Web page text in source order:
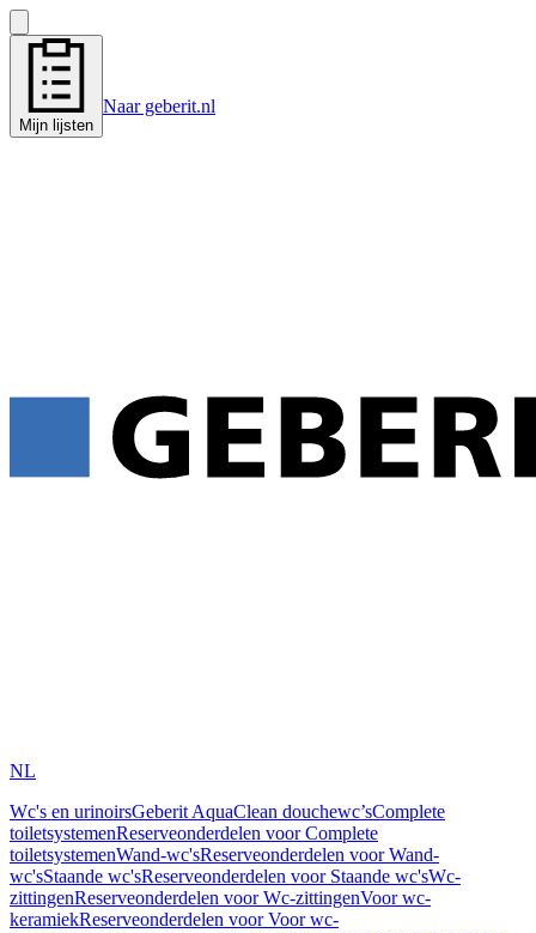
Mijn lijsten
Naar geberit.nl
NL
Wc's en urinoirsGeberit AquaClean douchewc’sComplete
toiletsystemenReserveonderdelen voor Complete
toiletsystemenWand-wc'sReserveonderdelen voor Wand-
wc'sStaande wc'sReserveonderdelen voor Staande wc'sWc-
zittingenReserveonderdelen voor Wc-zittingenVoor wc-
keramiekReserveonderdelen voor Voor wc-